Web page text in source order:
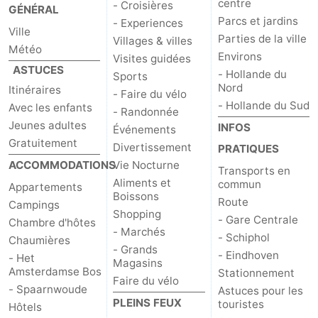
GÉNÉRAL
Ville
Météo
ASTUCES
Itinéraires
Avec les enfants
Jeunes adultes
Gratuitement
ACCOMMODATIONS
Appartements
Campings
Chambre d'hôtes
Chaumières
- Het
Amsterdamse Bos
- Spaarnwoude
Hôtels
- Croisières
- Experiences
Villages & villes
Visites guidées
Sports
- Faire du vélo
- Randonnée
Événements
Divertissement
Vie Nocturne
Aliments et
Boissons
Shopping
- Marchés
- Grands
Magasins
Faire du vélo
PLEINS FEUX
centre
Parcs et jardins
Parties de la ville
Environs
- Hollande du
Nord
- Hollande du Sud
INFOS
PRATIQUES
Transports en
commun
Route
- Gare Centrale
- Schiphol
- Eindhoven
Stationnement
Astuces pour les
touristes